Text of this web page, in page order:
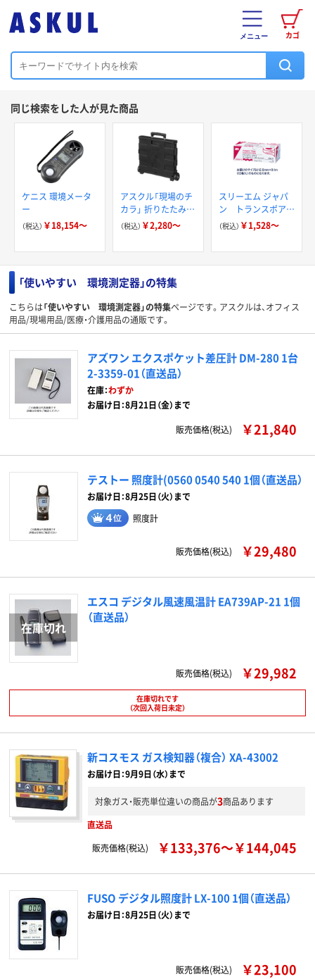
カゴ
メニュー
同じ検索をした人が見た商品
ケニス 環境メータ
ー
（税込） ￥18,154～
アスクル「現場のチ
カラ」 折りたたみコ
ンテナキャリーカー
（税込） ￥2,280～
スリーエム ジャパ
ン トランスポア
ホワイト サージカ
（税込） ￥1,528～
「使いやすい 環境測定器」の特集
こちらは「使いやすい 環境測定器」の特集ページです。アスクルは、オフィス
用品/現場用品/医療・介護用品の通販です。
アズワン エクスポケット差圧計 DM-280 1台
2-3359-01（直送品）
在庫：わずか
お届け日：8月21日（金）まで
販売価格(税込) ￥21,840
テストー 照度計(0560 0540 540 1個（直送品）
お届け日：8月25日（火）まで
照度計
販売価格(税込) ￥29,480
エスコ デジタル風速風温計 EA739AP-21 1個
（直送品）
販売価格(税込) ￥29,982
在庫切れです
（次回入荷日未定）
新コスモス ガス検知器（複合） XA-43002
お届け日：9月9日（水）まで
対象ガス・販売単位違いの商品が3商品あります
直送品
販売価格(税込)
￥133,376～￥144,045
FUSO デジタル照度計 LX-100 1個（直送品）
お届け日：8月25日（火）まで
販売価格(税込) ￥23,100